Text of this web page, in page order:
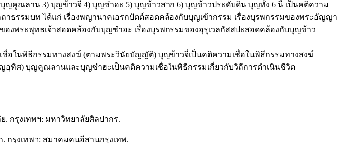
ญคูณลาน 3) บุญข้าวจี่ 4) บุญซำฮะ 5) บุญข้าวสาก 6) บุญข้าวประดับดิน บุญทั้ง 6 นี้ เป็นคติความ
าธรรมบท ได้แก่ เรื่องพญานาคเอรกปัตต์สอดคล้องกับบุญเข้ากรรม เรื่องบุรพกรรมของพระอัญญา
ระพุทธเจ้าสอดคล้องกับบุญซำฮะ เรื่องบุรพกรรมของอุรุเวลกัสสปะสอดคล้องกับบุญข้าว
อในพิธีกรรมทางสงฆ์ (ตามพระวินัยบัญญัติ) บุญข้าวจี่เป็นคติความเชื่อในพิธีกรรมทางสงฆ์
ทิศ) บุญคูณลานและบุญซำฮะเป็นคติความเชื่อในพิธีกรรมเกี่ยวกับวิถีการดำเนินชีวิต
กรุงเทพฯ: มหาวิทยาลัยศิลปากร.
กรุงเทพฯ: สมาคมคนอีสานกรุงเทพ.